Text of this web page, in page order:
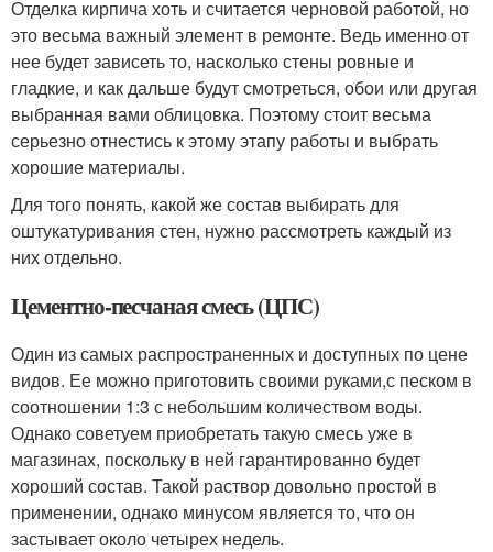
Отделка кирпича хоть и считается черновой работой, но
это весьма важный элемент в ремонте. Ведь именно от
нее будет зависеть то, насколько стены ровные и
гладкие, и как дальше будут смотреться, обои или другая
выбранная вами облицовка. Поэтому стоит весьма
серьезно отнестись к этому этапу работы и выбрать
хорошие материалы.
Для того понять, какой же состав выбирать для
оштукатуривания стен, нужно рассмотреть каждый из
них отдельно.
Цементно-песчаная смесь (ЦПС)
Один из самых распространенных и доступных по цене
видов. Ее можно приготовить своими руками,с песком в
соотношении 1:3 с небольшим количеством воды.
Однако советуем приобретать такую смесь уже в
магазинах, поскольку в ней гарантированно будет
хороший состав. Такой раствор довольно простой в
применении, однако минусом является то, что он
застывает около четырех недель.